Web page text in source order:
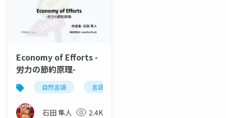
Economy of Efforts -
労力の節約原理-
自然言語 言語学
石田 隼人 2.4K